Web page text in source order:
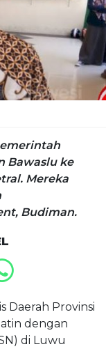
Bawaslu ke
Mereka
Budiman.
Daerah Provinsi
dengan
di Luwu